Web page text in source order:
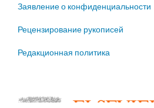
Заявление о конфиденциальности
Рецензирование рукописей
Редакционная политика